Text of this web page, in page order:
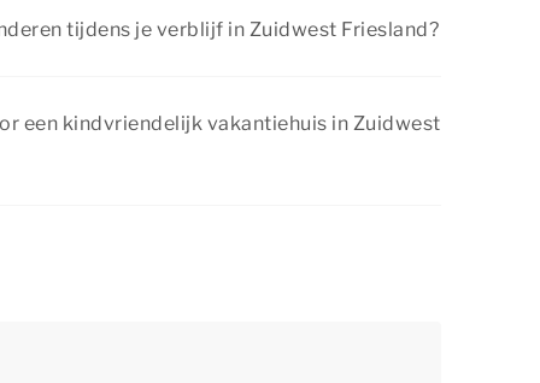
tijdens je verblijf in Zuidwest Friesland?
een kindvriendelijk vakantiehuis in Zuidwest